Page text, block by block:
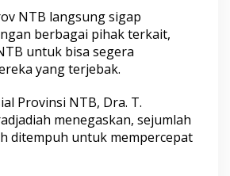
NTB langsung sigap
berbagai pihak terkait,
untuk bisa segera
yang terjebak.
Provinsi NTB, Dra. T.
menegaskan, sejumlah
ditempuh untuk mempercepat